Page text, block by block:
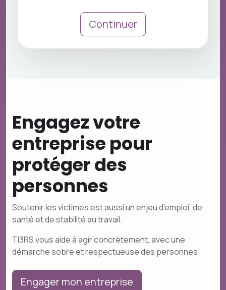
Continuer
Engagez votre
entreprise pour
protéger des
personnes
Soutenir les victimes est aussi un enjeu d’emploi, de
santé et de stabilité au travail.
TI3RS vous aide à agir concrètement, avec une
démarche sobre et respectueuse des personnes.
Engager mon entreprise